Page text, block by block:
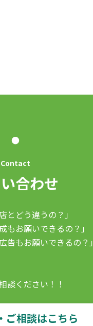
●
Contact
合わせ
とどう違うの？」
もお願いできるの？」
告もお願いできるの？」
談ください！！
ご相談はこちら